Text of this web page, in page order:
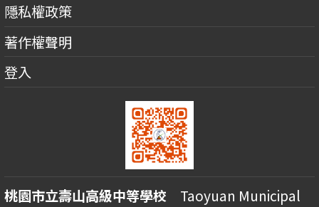
隱私權政策
著作權聲明
登入
桃園市立壽山高級中等學校 Taoyuan Municipal